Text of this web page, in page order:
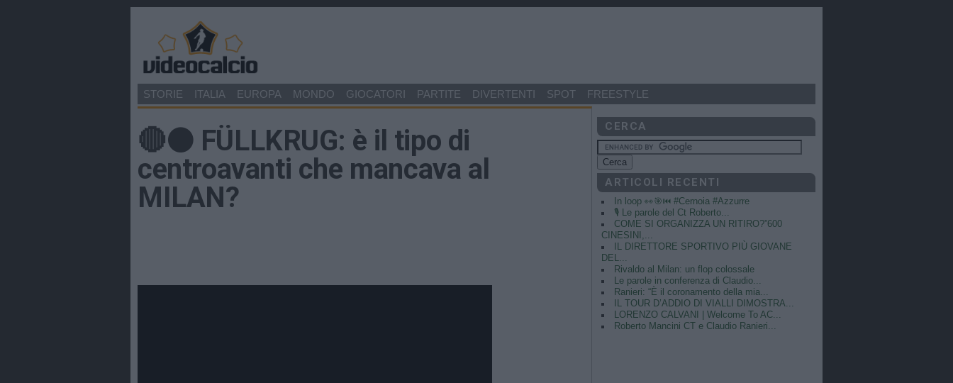
STORIE ITALIA EUROPA MONDO GIOCATORI PARTITE DIVERTENTI SPOT FREESTYLE
🔴⚫️ FÜLLKRUG: è il tipo di
centroavanti che mancava al
MILAN?
CERCA
ARTICOLI RECENTI
In loop 👀🎯⏮️ #Cernoia #Azzurre
🎙️ Le parole del Ct Roberto...
COME SI ORGANIZZA UN RITIRO?”600
CINESINI,...
IL DIRETTORE SPORTIVO PIÙ GIOVANE
DEL...
Rivaldo al Milan: un flop colossale
Le parole in conferenza di Claudio...
Ranieri: “È il coronamento della mia...
IL TOUR D’ADDIO DI VIALLI DIMOSTRA...
LORENZO CALVANI | Welcome To AC...
Roberto Mancini CT e Claudio Ranieri...